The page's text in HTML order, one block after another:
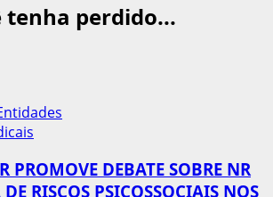
tenha perdido...
PROMOVE DEBATE SOBRE NR
RISCOS PSICOSSOCIAIS NOS